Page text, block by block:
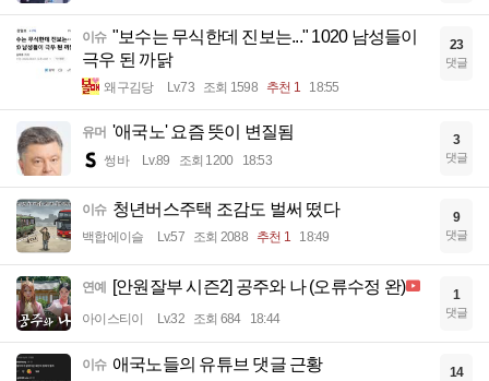
이슈 "보수는 무식한데 진보는..." 1020 남성들이
극우 된 까닭
왜구김당 Lv.73 조회 1598 추천 1 18:55
23
댓글
유머 '애국노' 요즘 뜻이 변질됨
썽바 Lv.89 조회 1200 18:53
3
댓글
이슈 청년버스주택 조감도 벌써 떴다
백합에이슬 Lv.57 조회 2088 추천 1 18:49
9
댓글
연예 [안원잘부 시즌2] 공주와 나 (오류수정 완)
아이스티이 Lv.32 조회 684 18:44
1
댓글
이슈 애국노들의 유튜브 댓글 근황 14